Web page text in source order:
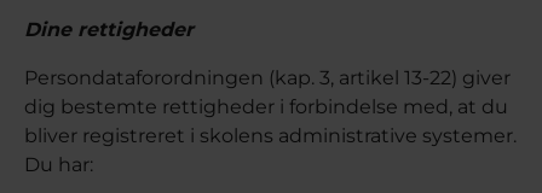
Dine rettigheder
Persondataforordningen (kap. 3, artikel 13-22) giver
dig bestemte rettigheder i forbindelse med, at du
bliver registreret i skolens administrative systemer.
Du har: